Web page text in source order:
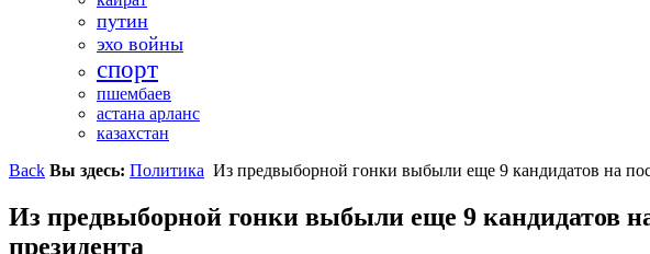
путин
эхо войны
спорт
пшембаев
астана арланс
казахстан
Back Вы здесь: Политика Из предвыборной гонки выбыли еще 9 кандидатов на
Из предвыборной гонки выбыли еще 9 кандидатов
президента